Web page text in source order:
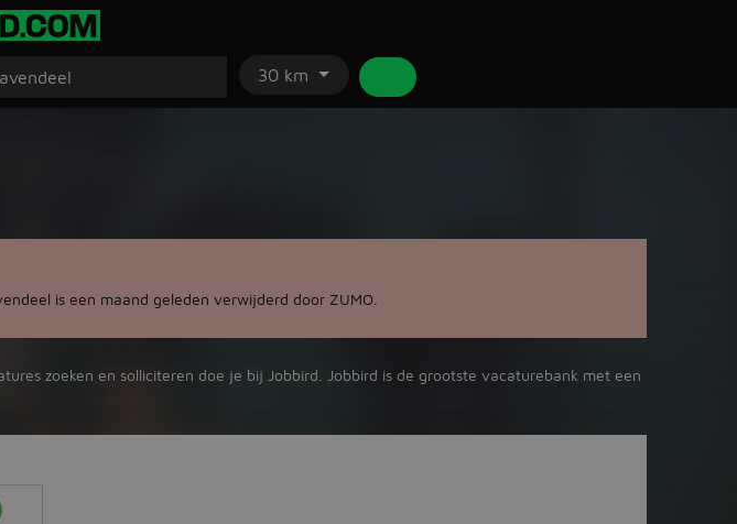
30 km
is een maand geleden verwijderd door ZUMO.
zoeken en solliciteren doe je bij Jobbird. Jobbird is de grootste vacaturebank met een